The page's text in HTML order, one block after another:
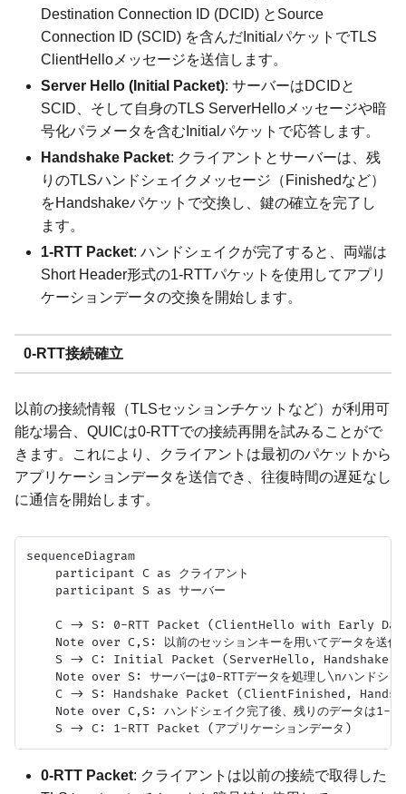
Destination Connection ID (DCID) とSource
Connection ID (SCID) を含んだInitialパケットでTLS
ClientHelloメッセージを送信します。
Server Hello (Initial Packet): サーバーはDCIDと
SCID、そして自身のTLS ServerHelloメッセージや暗
号化パラメータを含むInitialパケットで応答します。
Handshake Packet: クライアントとサーバーは、残
りのTLSハンドシェイクメッセージ（Finishedなど）
をHandshakeパケットで交換し、鍵の確立を完了し
ます。
1-RTT Packet: ハンドシェイクが完了すると、両端は
Short Header形式の1-RTTパケットを使用してアプリ
ケーションデータの交換を開始します。
0-RTT接続確立
以前の接続情報（TLSセッションチケットなど）が利用可
能な場合、QUICは0-RTTでの接続再開を試みることがで
きます。これにより、クライアントは最初のパケットから
アプリケーションデータを送信でき、往復時間の遅延なし
に通信を開始します。
sequenceDiagram
    participant C as クライアント
    participant S as サーバー
C -> S: 0-RTT Packet (ClientHello with Early
    Note over C,S: 以前のセッションキーを用いてデータを送信
S -> C: Initial Packet (ServerHello, Handshake,
Note over S: サーバーは0-RTTデータを処理し\nハンドシェ
C -> S: Handshake Packet (ClientFinished,
Note over C,S: ハンドシェイク完了後、残りのデータは1-
0-RTT Packet: クライアントは以前の接続で取得した